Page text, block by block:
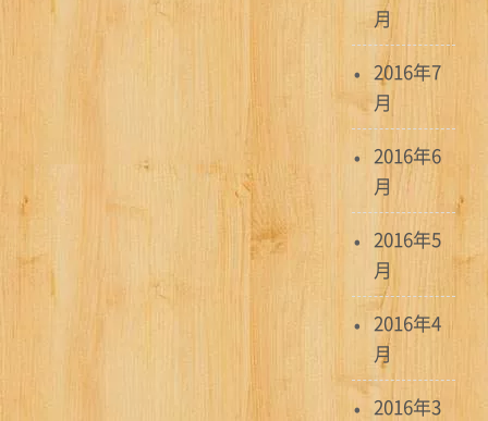
月
2016年7
月
2016年6
月
2016年5
月
2016年4
月
2016年3